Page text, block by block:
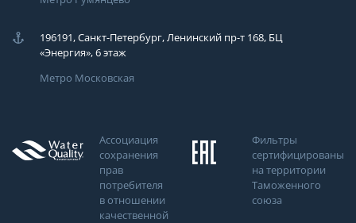
196191, Санкт-Петербург, Ленинский пр-т 168, БЦ
«Энергия», 6 этаж
Метро Московская
Ассоциация
сохранения
прав
потребителя
в отношении
качественной
Фильтры
сертифицированы
на территории
Таможенного
союза